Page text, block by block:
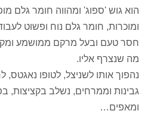
הוא גוש 'ספוג' ומהווה חומר גלם
ומוכרות, חומר גלם נוח ופשוט
חסר טעם ובעל מרקם ממושמע
מה שנצרף אליו.
נהפוך אותו לשניצל, לטופו נאגטס,
גבינות וממרחים, נשלב בקציצות,
ומאפים…